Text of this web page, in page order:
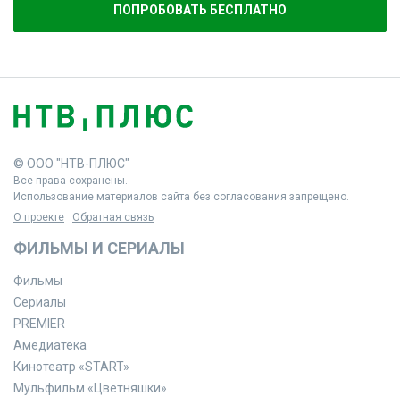
ПОПРОБОВАТЬ БЕСПЛАТНО
© ООО "НТВ-ПЛЮС"
Все права сохранены.
Использование материалов сайта без согласования запрещено.
О проекте
Обратная связь
ФИЛЬМЫ И СЕРИАЛЫ
Фильмы
Сериалы
PREMIER
Амедиатека
Кинотеатр «START»
Мульфильм «Цветняшки»